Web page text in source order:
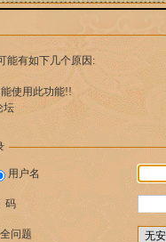
能有如下几个原因:
使用此功能!!
坛
用户名
码
问题